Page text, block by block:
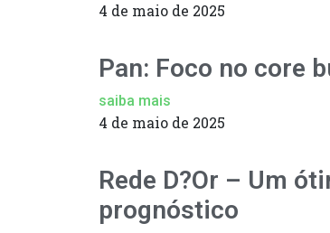
4 de maio de 2025
Pan: Foco no core
saiba mais
4 de maio de 2025
Rede D?Or – Um
prognóstico